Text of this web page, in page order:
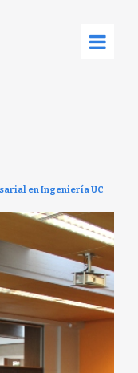
en Ingeniería UC